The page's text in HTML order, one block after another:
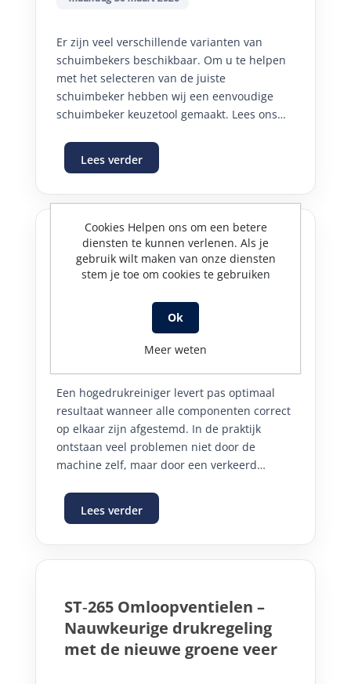
Er zijn veel verschillende varianten van
schuimbekers beschikbaar. Om u te helpen
met het selecteren van de juiste
schuimbeker hebben wij een eenvoudige
schuimbeker keuzetool gemaakt. Lees ons
beste schuimbeker selecteert voor uw
klanten.
Lees verder
Hoe kies ik de juiste injector
en schuimlans voor mijn
-zaterdag 28 februari 2026
Een hogedrukreiniger levert pas optimaal
resultaat wanneer alle componenten correct
op elkaar zijn afgestemd. In de praktijk
ontstaan veel problemen niet door de
machine zelf, maar door een verkeerd
kan leiden tot onvoldoende schuimvorming,
instabiele werking of onnodig drukverlies.
Lees verder
ST‑265 Omloopventielen –
Nauwkeurige drukregeling
met de nieuwe groene veer
Cookies Helpen ons om een betere
diensten te kunnen verlenen. Als je
gebruik wilt maken van onze diensten
stem je toe om cookies te gebruiken
Ok
Meer weten